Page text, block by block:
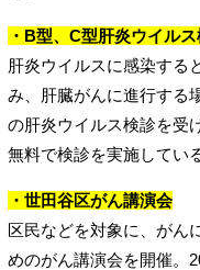
・B型、C型肝炎ウイル
肝炎ウイルスに感染する
み、肝臓がんに進行する
の肝炎ウイルス検診を受
無料で検診を実施している
・世田谷区がん講演会
区民などを対象に、がん
めのがん講演会を開催。